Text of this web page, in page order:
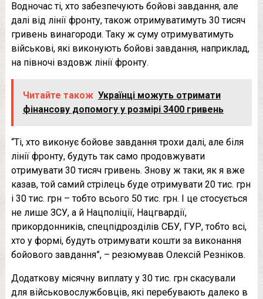
Водночас ті, хто забезпечують бойові завдання, але
далі від лінії фронту, також отримуватимуть 30 тисяч
гривень винагороди. Таку ж суму отримуватимуть
військові, які виконують бойові завдання, наприклад,
на півночі вздовж лінії фронту.
Читайте також Українці можуть отримати
фінансову допомогу у розмірі 3400 гривень
“Ті, хто виконує бойове завдання трохи далі, але біля
лінії фронту, будуть так само продовжувати
отримувати 30 тисяч гривень. Знову ж таки, як я вже
казав, той самий стрілець буде отримувати 20 тис. грн
і 30 тис. грн – тобто всього 50 тис. грн. І це стосується
не лише ЗСУ, а й Нацполіції, Нацгвардії,
прикордонників, спецпідрозділів СБУ, ГУР, тобто всі,
хто у формі, будуть отримувати кошти за виконання
бойового завдання”, – резюмував Олексій Резніков.
Додаткову місячну виплату у 30 тис. грн скасували
для військовослужбовців, які перебувають далеко в